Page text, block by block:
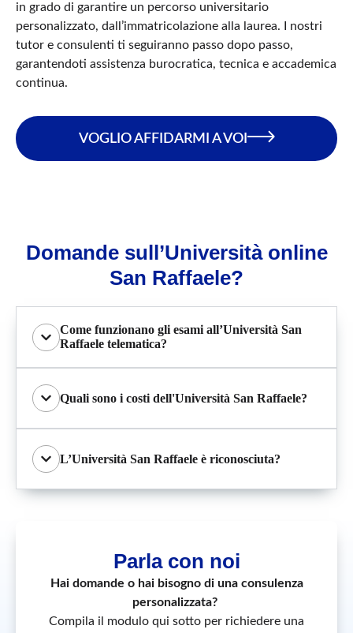
in grado di garantire un percorso universitario
personalizzato, dall’immatricolazione alla laurea. I nostri
tutor e consulenti ti seguiranno passo dopo passo,
garantendoti assistenza burocratica, tecnica e accademica
continua.
VOGLIO AFFIDARMI A VOI
Domande sull’Università online
San Raffaele?
Come funzionano gli esami all’Università San
Raffaele telematica?
Quali sono i costi dell'Università San Raffaele?
L’Università San Raffaele è riconosciuta?
Parla con noi
Hai domande o hai bisogno di una consulenza
personalizzata?
Compila il modulo qui sotto per richiedere una